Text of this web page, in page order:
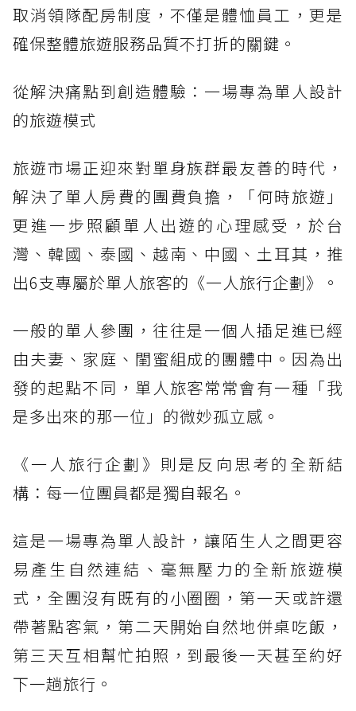
取消領隊配房制度，不僅是體恤員工，更是
確保整體旅遊服務品質不打折的關鍵。
從解決痛點到創造體驗：一場專為單人設計
的旅遊模式
旅遊市場正迎來對單身族群最友善的時代，
解決了單人房費的團費負擔，「何時旅遊」
更進一步照顧單人出遊的心理感受，於台
灣、韓國、泰國、越南、中國、土耳其，推
出6支專屬於單人旅客的《一人旅行企劃》。
一般的單人參團，往往是一個人插足進已經
由夫妻、家庭、閨蜜組成的團體中。因為出
發的起點不同，單人旅客常常會有一種「我
是多出來的那一位」的微妙孤立感。
《一人旅行企劃》則是反向思考的全新結
構：每一位團員都是獨自報名。
這是一場專為單人設計，讓陌生人之間更容
易產生自然連結、毫無壓力的全新旅遊模
式，全團沒有既有的小圈圈，第一天或許還
帶著點客氣，第二天開始自然地併桌吃飯，
第三天互相幫忙拍照，到最後一天甚至約好
下一趟旅行。